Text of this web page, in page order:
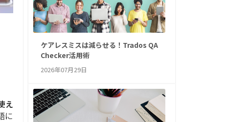
え
に
ケアレスミスは減らせる！Trados QA
Checker活用術
2026年07月29日